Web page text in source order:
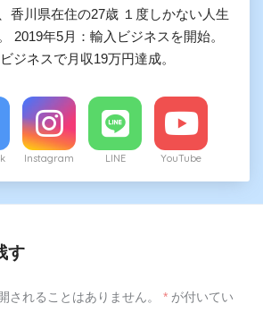
香川県在住の27歳 １度しかない人生
2019年5月：輸入ビジネスを開始。
ジネスで月収19万円達成。
Instagram LINE YouTube
す
されることはありません。 * が付いてい